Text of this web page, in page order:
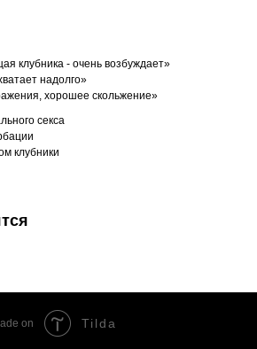
клубника - очень возбуждает»
надолго»
хорошее скольжение»
секса
клубники
on Tilda